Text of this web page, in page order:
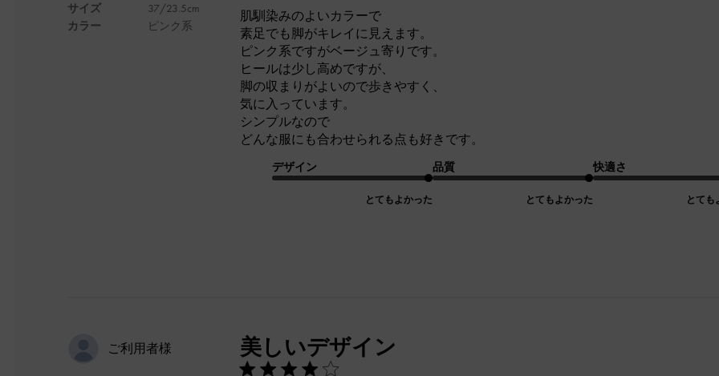
サイズ
カラー
37/23.5cm
ピンク系
肌馴染みのよいカラーで
素足でも脚がキレイに見えます。
ピンク系ですがベージュ寄りです。
ヒールは少し高めですが、
脚の収まりがよいので歩きやすく、
気に入っています。
シンプルなので
どんな服にも合わせられる点も好きです。
デザイン
とてもよかった
品質
とてもよかった
快適さ
とても
ご利用者様 美しいデザイン